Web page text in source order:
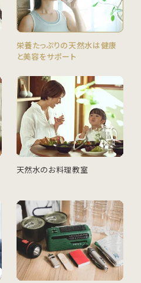
栄養たっぷりの天然水は健康
と美容をサポート
天然水のお料理教室